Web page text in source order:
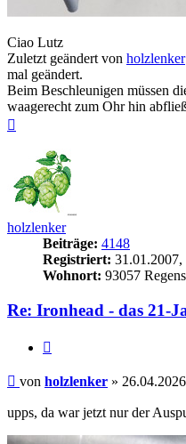
Ciao Lutz
Zuletzt geändert von holzlenker
mal geändert.
Beim Beschleunigen müssen
waagerecht zum Ohr hin
holzlenker
Beiträge: 4148
Registriert: 31.01.2007,
Wohnort: 93057
Re: Ironhead - das 21-
Beitrag
von holzlenker »
upps, da war jetzt nur der